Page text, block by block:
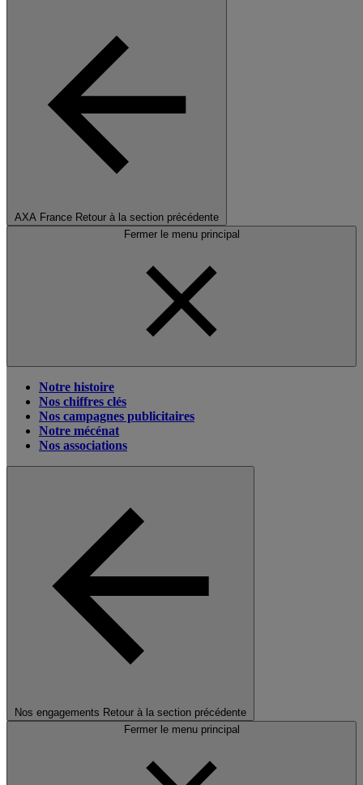
AXA France Retour à la section précédente
Fermer le menu principal
Notre histoire
Nos chiffres clés
Nos campagnes publicitaires
Notre mécénat
Nos associations
Nos engagements Retour à la section précédente
Fermer le menu principal